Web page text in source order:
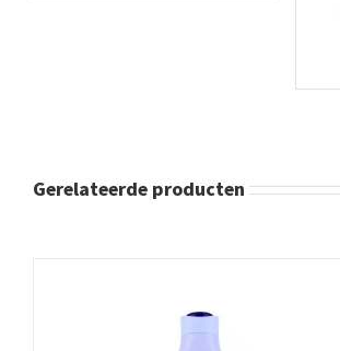
Gerelateerde producten